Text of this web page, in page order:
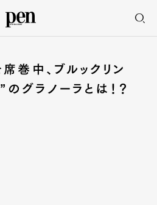
巻中、ブルックリン
グラノーラとは！？